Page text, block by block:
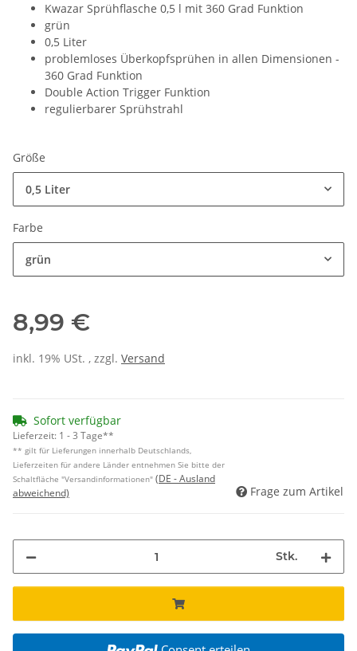
Kwazar Sprühflasche 0,5 l mit 360 Grad Funktion
grün
0,5 Liter
problemloses Überkopfsprühen in allen Dimensionen -
360 Grad Funktion
Double Action Trigger Funktion
regulierbarer Sprühstrahl
Größe
0,5 Liter
Farbe
grün
8,99 €
inkl. 19% USt. , zzgl. Versand
Sofort verfügbar
Lieferzeit: 1 - 3 Tage**
** gilt für Lieferungen innerhalb Deutschlands,
Lieferzeiten für andere Länder entnehmen Sie bitte der
Schaltfläche "Versandinformationen" (DE - Ausland
abweichend)
Frage zum Artikel
Stk.